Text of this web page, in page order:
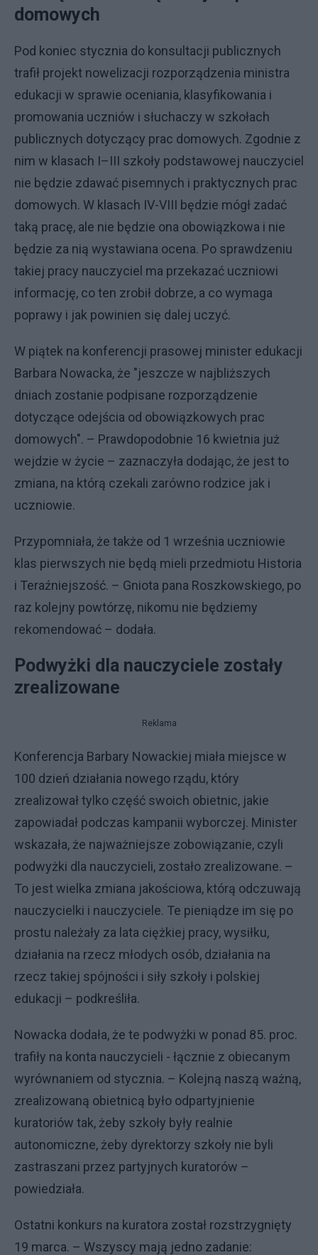
domowych
Pod koniec stycznia do konsultacji publicznych
trafił projekt nowelizacji rozporządzenia ministra
edukacji w sprawie oceniania, klasyfikowania i
promowania uczniów i słuchaczy w szkołach
publicznych dotyczący prac domowych. Zgodnie z
nim w klasach I–III szkoły podstawowej nauczyciel
nie będzie zdawać pisemnych i praktycznych prac
domowych. W klasach IV-VIII będzie mógł zadać
taką pracę, ale nie będzie ona obowiązkowa i nie
będzie za nią wystawiana ocena. Po sprawdzeniu
takiej pracy nauczyciel ma przekazać uczniowi
informację, co ten zrobił dobrze, a co wymaga
poprawy i jak powinien się dalej uczyć.
W piątek na konferencji prasowej minister edukacji
Barbara Nowacka, że "jeszcze w najbliższych
dniach zostanie podpisane rozporządzenie
dotyczące odejścia od obowiązkowych prac
domowych". – Prawdopodobnie 16 kwietnia już
wejdzie w życie – zaznaczyła dodając, że jest to
zmiana, na którą czekali zarówno rodzice jak i
uczniowie.
Przypomniała, że także od 1 września uczniowie
klas pierwszych nie będą mieli przedmiotu Historia
i Teraźniejszość. – Gniota pana Roszkowskiego, po
raz kolejny powtórzę, nikomu nie będziemy
rekomendować – dodała.
Podwyżki dla nauczyciele zostały
zrealizowane
Reklama
Konferencja Barbary Nowackiej miała miejsce w
100 dzień działania nowego rządu, który
zrealizował tylko część swoich obietnic, jakie
zapowiadał podczas kampanii wyborczej. Minister
wskazała, że najważniejsze zobowiązanie, czyli
podwyżki dla nauczycieli, zostało zrealizowane. –
To jest wielka zmiana jakościowa, którą odczuwają
nauczycielki i nauczyciele. Te pieniądze im się po
prostu należały za lata ciężkiej pracy, wysiłku,
działania na rzecz młodych osób, działania na
rzecz takiej spójności i siły szkoły i polskiej
edukacji – podkreśliła.
Nowacka dodała, że te podwyżki w ponad 85. proc.
trafiły na konta nauczycieli - łącznie z obiecanym
wyrównaniem od stycznia. – Kolejną naszą ważną,
zrealizowaną obietnicą było odpartyjnienie
kuratoriów tak, żeby szkoły były realnie
autonomiczne, żeby dyrektorzy szkoły nie byli
zastraszani przez partyjnych kuratorów –
powiedziała.
Ostatni konkurs na kuratora został rozstrzygnięty
19 marca. – Wszyscy mają jedno zadanie: